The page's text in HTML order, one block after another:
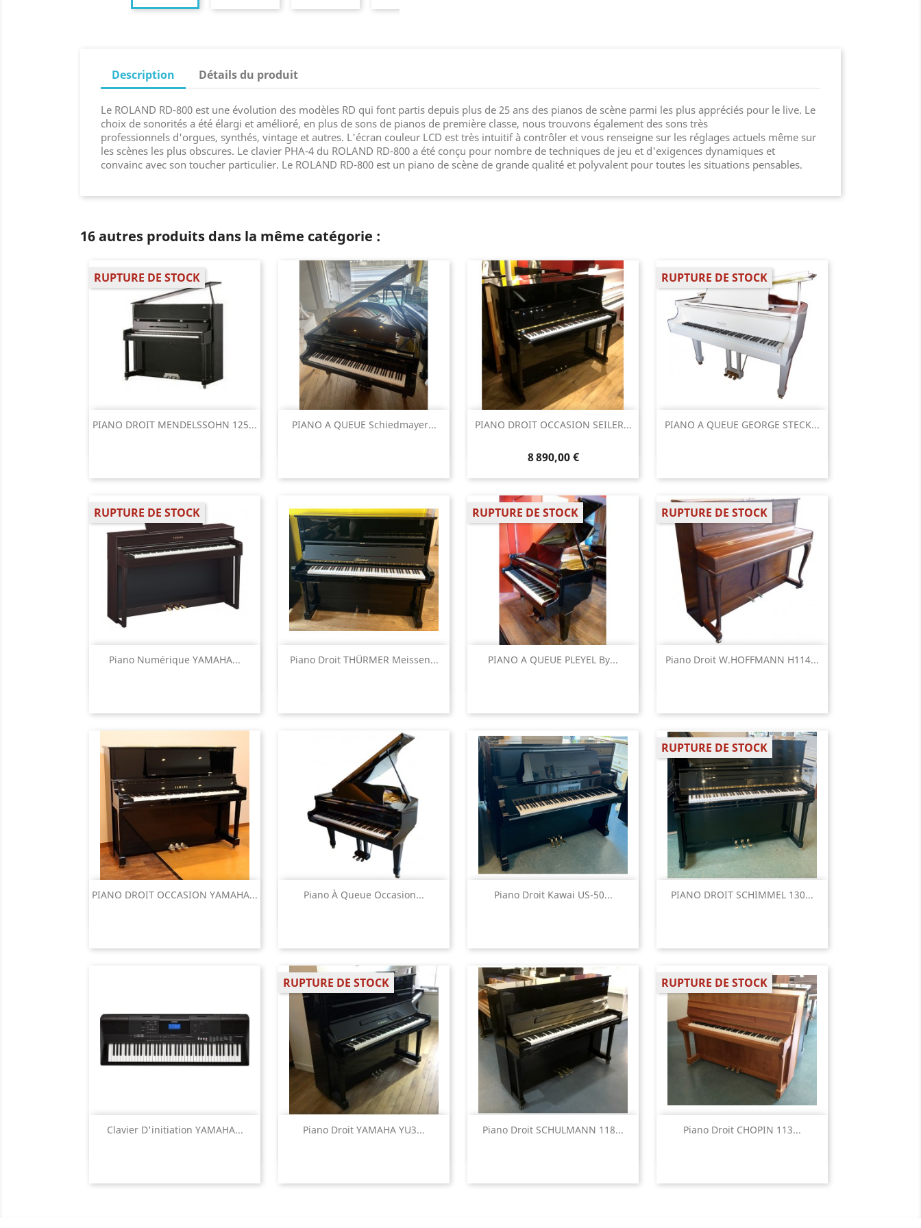
Description Détails du produit
Le ROLAND RD-800 est une évolution des modèles RD qui font partis depuis plus de 25 ans des pianos de scène parmi les plus appréciés pour le live. Le
choix de sonorités a été élargi et amélioré, en plus de sons de pianos de première classe, nous trouvons également des sons très
professionnels d'orgues, synthés, vintage et autres. L'écran couleur LCD est très intuitif à contrôler et vous renseigne sur les réglages actuels même sur
les scènes les plus obscures. Le clavier PHA-4 du ROLAND RD-800 a été conçu pour nombre de techniques de jeu et d'exigences dynamiques et
convainc avec son toucher particulier. Le ROLAND RD-800 est un piano de scène de grande qualité et polyvalent pour toutes les situations pensables.
16 autres produits dans la même catégorie :
PIANO DROIT MENDELSSOHN 125...
RUPTURE DE STOCK
Aperçu rapide PIANO A QUEUE Schiedmayer...
 Aperçu rapide PIANO DROIT OCCASION SEILER...
8 890,00 €
Aperçu rapide PIANO A QUEUE GEORGE STECK...
RUPTURE DE STOCK
Aperçu rapide
Piano Numérique YAMAHA...
RUPTURE DE STOCK
Aperçu rapide Piano Droit THÜRMER Meissen...
Aperçu rapide PIANO A QUEUE PLEYEL By...
RUPTURE DE STOCK
Aperçu rapide Piano Droit W.HOFFMANN H114...
RUPTURE DE STOCK
Aperçu rapide
PIANO DROIT OCCASION YAMAHA...
Aperçu rapide Piano À Queue Occasion...
Aperçu rapide Piano Droit Kawai US-50...
Aperçu rapide PIANO DROIT SCHIMMEL 130...
RUPTURE DE STOCK
Aperçu rapide
Clavier D'initiation YAMAHA...
Aperçu rapide Piano Droit YAMAHA YU3...
RUPTURE DE STOCK
Aperçu rapide Piano Droit SCHULMANN 118...
Aperçu rapide Piano Droit CHOPIN 113...
RUPTURE DE STOCK
Aperçu rapide